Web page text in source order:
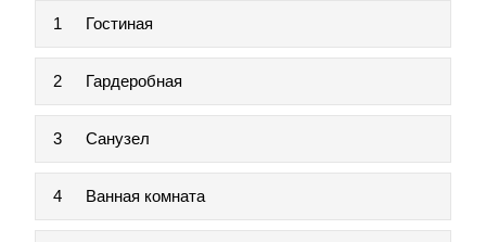
1 Гостиная
2 Гардеробная
3 Санузел
4 Ванная комната